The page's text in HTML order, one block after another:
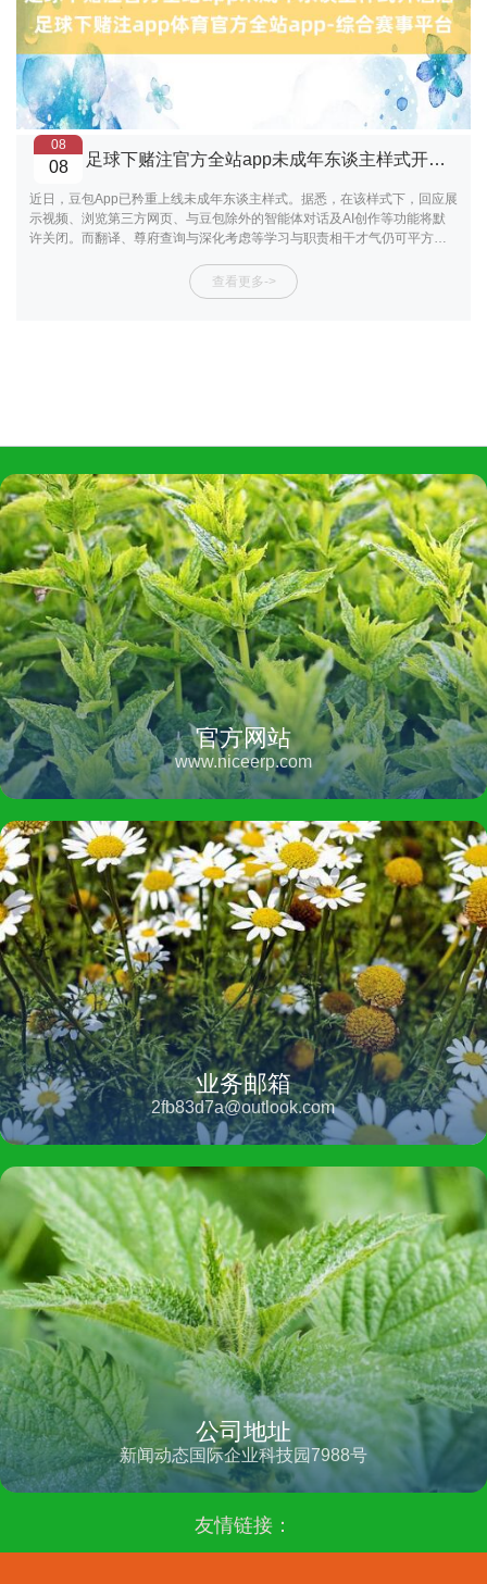
08
08 足球下赌注官方全站app未成年东谈主样式开启后-足球下赌注app体育官方全站app-综合赛事平台
近日，豆包App已矜重上线未成年东谈主样式。据悉，在该样式下，回应展
示视频、浏览第三方网页、与豆包除外的智能体对话及AI创作等功能将默
许关闭。而翻译、尊府查询与深化考虑等学习与职责相干才气仍可平方使
密码阐明，幸免未成年东谈主绕过配置。 此前，有部分网友反映称因豆包
会在问答效能中提供相应短视频看成参考，部分儿童可能借此浏览视频本
查看更多->
官方网站
www.niceerp.com
业务邮箱
2fb83d7a@outlook.com
公司地址
新闻动态国际企业科技园7988号
友情链接：